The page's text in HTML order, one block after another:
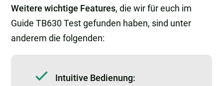
Weitere wichtige Features, die wir für euch im
Guide TB630 Test gefunden haben, sind unter
anderem die folgenden:
Intuitive Bedienung: